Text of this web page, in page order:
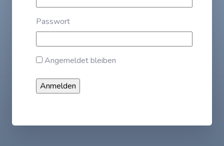
Passwort
Angemeldet bleiben